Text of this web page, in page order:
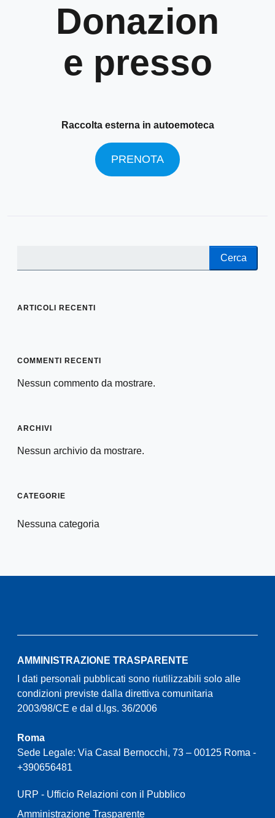
Donazion
e presso
Raccolta esterna in autoemoteca
PRENOTA
Cerca
ARTICOLI RECENTI
COMMENTI RECENTI
Nessun commento da mostrare.
ARCHIVI
Nessun archivio da mostrare.
CATEGORIE
Nessuna categoria
AMMINISTRAZIONE TRASPARENTE
I dati personali pubblicati sono riutilizzabili solo alle
condizioni previste dalla direttiva comunitaria
2003/98/CE e dal d.lgs. 36/2006
Roma
Sede Legale: Via Casal Bernocchi, 73 – 00125 Roma -
+390656481
URP - Ufficio Relazioni con il Pubblico
Amministrazione Trasparente